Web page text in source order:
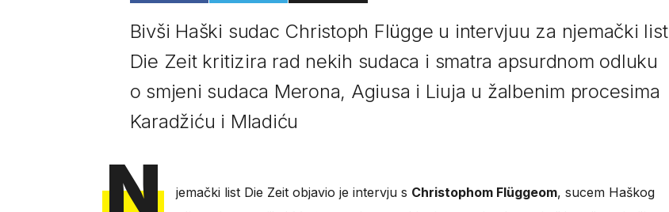
Bivši Haški sudac Christoph Flügge u intervjuu za njemački list
Die Zeit kritizira rad nekih sudaca i smatra apsurdnom odluku
o smjeni sudaca Merona, Agiusa i Liuja u žalbenim procesima
Karadžiću i Mladiću
N jemački list Die Zeit objavio je intervju s Christophom Flüggeom, sucem Haškog